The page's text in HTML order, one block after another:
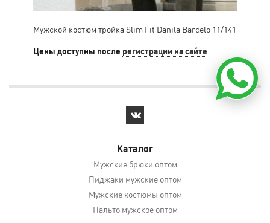
Мужской костюм тройка Slim Fit Danila Barcelo 11/141
Цены доступны после регистрации на сайте
Каталог
Мужские брюки оптом
Пиджаки мужские оптом
Мужские костюмы оптом
Пальто мужское оптом